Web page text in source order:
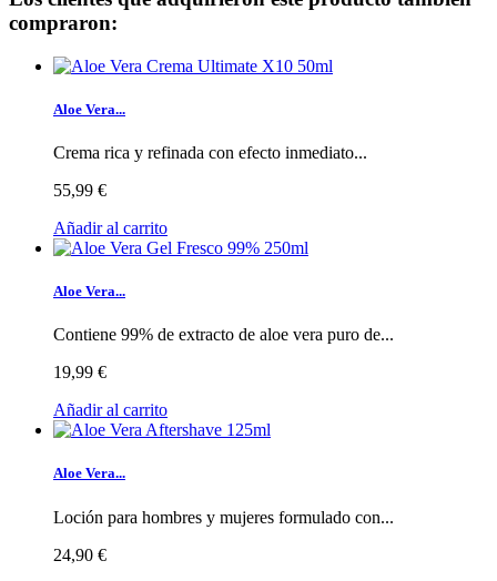
compraron:
Aloe Vera...
Crema rica y refinada con efecto inmediato...
55,99 €
Añadir al carrito
Aloe Vera...
Contiene 99% de extracto de aloe vera puro de...
19,99 €
Añadir al carrito
Aloe Vera...
Loción para hombres y mujeres formulado con...
24,90 €